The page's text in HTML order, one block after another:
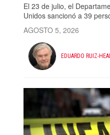
El 23 de julio, el
Unidos sancionó a 39
AGOSTO 5, 2026
EDUARDO RUIZ-